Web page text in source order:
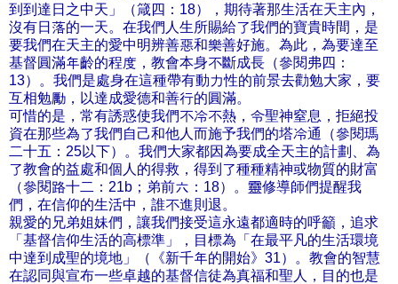
到到達日之中天」（箴四：18），期待著那生活在天主內，
沒有日落的一天。在我們人生所賜給了我們的寶貴時間，是
要我們在天主的愛中明辨善惡和樂善好施。為此，為要達至
基督圓滿年齡的程度，教會本身不斷成長（參閱弗四：
13）。我們是處身在這種帶有動力性的前景去勸勉大家，要
互相勉勵，以達成愛德和善行的圓滿。
可惜的是，常有誘惑使我們不冷不熱，令聖神窒息，拒絕投
資在那些為了我們自己和他人而施予我們的塔冷通（參閱瑪
二十五：25以下）。我們大家都因為要成全天主的計劃、為
了教會的益處和個人的得救，得到了種種精神或物質的財富
（參閱路十二：21b；弟前六：18）。靈修導師們提醒我
們，在信仰的生活中，誰不進則退。
親愛的兄弟姐妹們，讓我們接受這永遠都適時的呼籲，追求
「基督信仰生活的高標準」，目標為「在最平凡的生活環境
中達到成聖的境地」（《新千年的開始》31）。教會的智慧
在認同與宣布一些卓越的基督信徒為真福和聖人，目的也是